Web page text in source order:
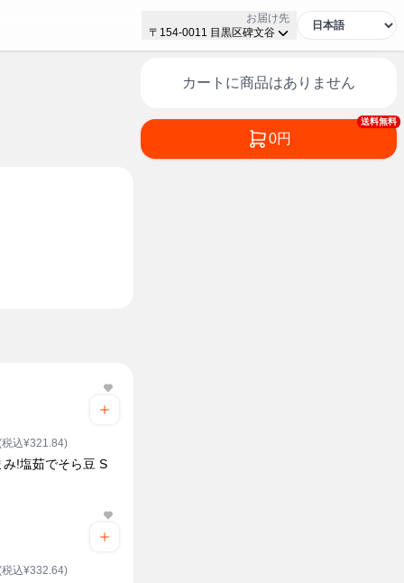
お届け先
〒154-0011 目黒区碑文谷
税込¥321.84)
み!塩茹でそら豆 S
税込¥332.64)
カートに商品はありません
送料無料
0円